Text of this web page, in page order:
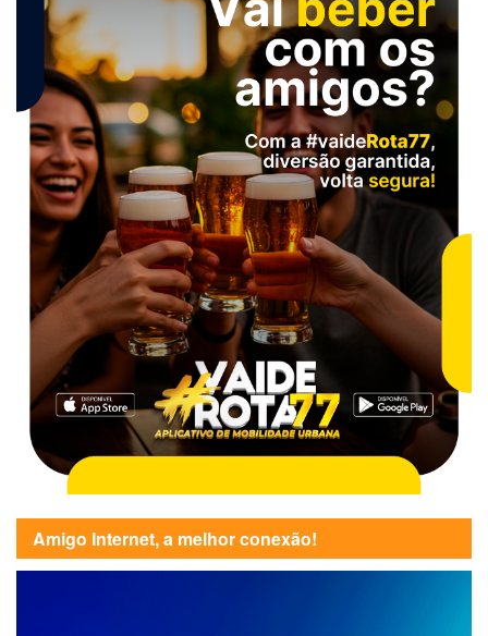
Amigo Internet, a melhor conexão!